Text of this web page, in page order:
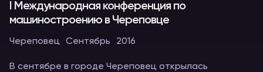
I Международная конференция по
машиностроению в Череповце
Череповец Сентябрь 2016
В сентябре в городе Череповец открылась